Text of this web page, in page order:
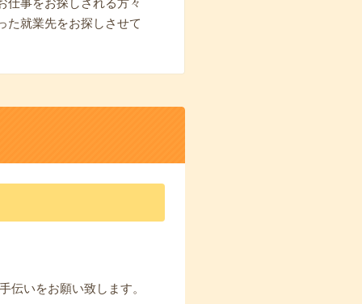
仕事をお探しされる方々
た就業先をお探しさせて
伝いをお願い致します。